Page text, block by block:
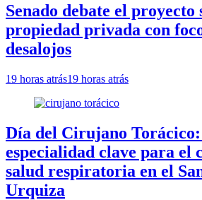
Senado debate el proyecto
propiedad privada con
desalojos
19 horas atrás19 horas atrás
Día del Cirujano
especialidad clave para el
salud respiratoria en el
Urquiza